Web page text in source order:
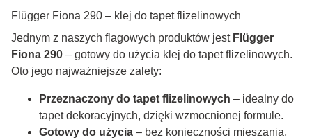
Flügger Fiona 290 – klej do tapet flizelinowych
Jednym z naszych flagowych produktów jest Flügger
Fiona 290 – gotowy do użycia klej do tapet flizelinowych.
Oto jego najważniejsze zalety:
Przeznaczony do tapet flizelinowych – idealny do
tapet dekoracyjnych, dzięki wzmocnionej formule.
Gotowy do użycia – bez konieczności mieszania,